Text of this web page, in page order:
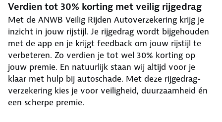
Verdien tot 30% korting met veilig rijgedrag
Met de ANWB Veilig Rijden Autoverzekering krijg je
inzicht in jouw rijstijl. Je rijgedrag wordt bijgehouden
met de app en je krijgt feedback om jouw rijstijl te
verbeteren. Zo verdien je tot wel 30% korting op
jouw premie. En natuurlijk staan wij altijd voor je
klaar met hulp bij autoschade. Met deze rijgedrag-
verzekering kies je voor veiligheid, duurzaamheid én
een scherpe premie.